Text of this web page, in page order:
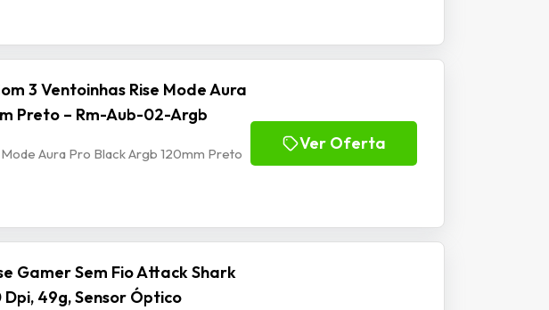
3 Ventoinhas Rise Mode Aura
Preto – Rm-Aub-02-Argb
Aura Pro Black Argb 120mm Preto
Ver Oferta
Gamer Sem Fio Attack Shark
49g, Sensor Óptico